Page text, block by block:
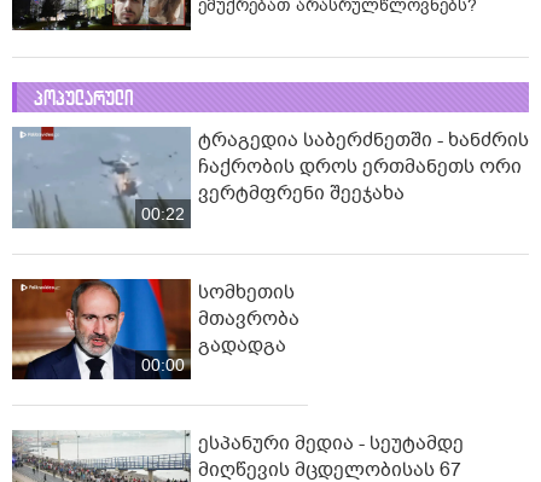
ემუქრებათ არასრულწლოვნებს?
პოპულარული
00:22
ტრაგედია საბერძნეთში - ხანძრის
ჩაქრობის დროს ერთმანეთს ორი
ვერტმფრენი შეეჯახა
00:00
სომხეთის
მთავრობა
გადადგა
ესპანური მედია - სეუტამდე
მიღწევის მცდელობისას 67